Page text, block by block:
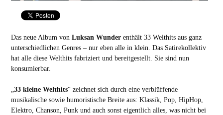
Das neue Album von Luksan Wunderenthält 33 Welthits aus ganz
unterschiedlichen Genres – nur eben alle in klein. Das Satirekollektiv
hat alle diese Welthits fabriziert und bereitgestellt. Sie sind nun
konsumierbar.
33 kleine Welthits“ zeichnet sich durch eine verblüffende
musikalische sowie humoristische Breite aus: Klassik, Pop, HipHop,
Elektro, Chanson, Punk und auch sonst eigentlich alles, was nicht bei